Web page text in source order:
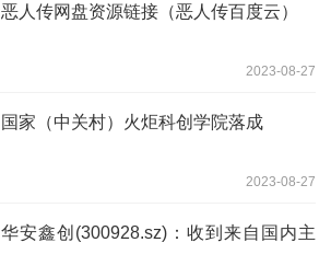
恶人传网盘资源链接（恶人传百度云）
2023-08-27
国家（中关村）火炬科创学院落成
2023-08-27
华安鑫创(300928.sz)：收到来自国内主